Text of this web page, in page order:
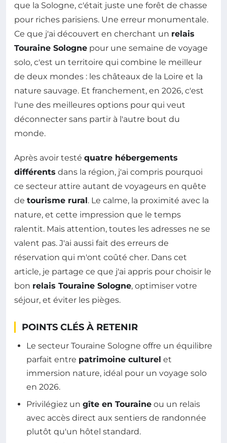
que la Sologne, c'était juste une forêt de chasse
pour riches parisiens. Une erreur monumentale.
Ce que j'ai découvert en cherchant un relais
Touraine Sologne pour une semaine de voyage
solo, c'est un territoire qui combine le meilleur
de deux mondes : les châteaux de la Loire et la
nature sauvage. Et franchement, en 2026, c'est
l'une des meilleures options pour qui veut
déconnecter sans partir à l'autre bout du
monde.
Après avoir testé quatre hébergements
différents dans la région, j'ai compris pourquoi
ce secteur attire autant de voyageurs en quête
de tourisme rural. Le calme, la proximité avec la
nature, et cette impression que le temps
ralentit. Mais attention, toutes les adresses ne se
valent pas. J'ai aussi fait des erreurs de
réservation qui m'ont coûté cher. Dans cet
article, je partage ce que j'ai appris pour choisir le
bon relais Touraine Sologne, optimiser votre
séjour, et éviter les pièges.
POINTS CLÉS À RETENIR
Le secteur Touraine Sologne offre un équilibre
parfait entre patrimoine culturel et
immersion nature, idéal pour un voyage solo
en 2026.
Privilégiez un gîte en Touraine ou un relais
avec accès direct aux sentiers de randonnée
plutôt qu'un hôtel standard.